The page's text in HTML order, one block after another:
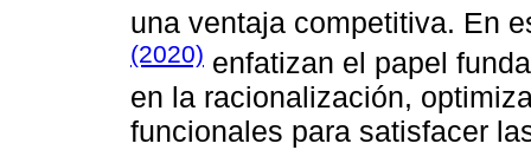
una ventaja competitiva. En
(2020) enfatizan el papel
en la racionalización,
funcionales para satisfacer